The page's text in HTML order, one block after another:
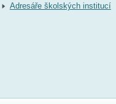
Adresáře školských institucí